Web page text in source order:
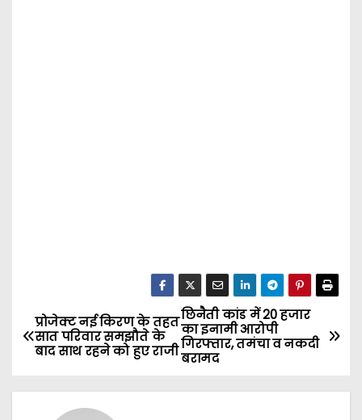
P
o
s
छिनैती कांड में 20 हजार
का इनामी आरोपी
गिरफ्तार, तमंचा व नकदी
बरामद
प्रोजेक्ट नई किरण के तहत
सात परिवार समझौते के
बाद साथ रहने को हुए राजी